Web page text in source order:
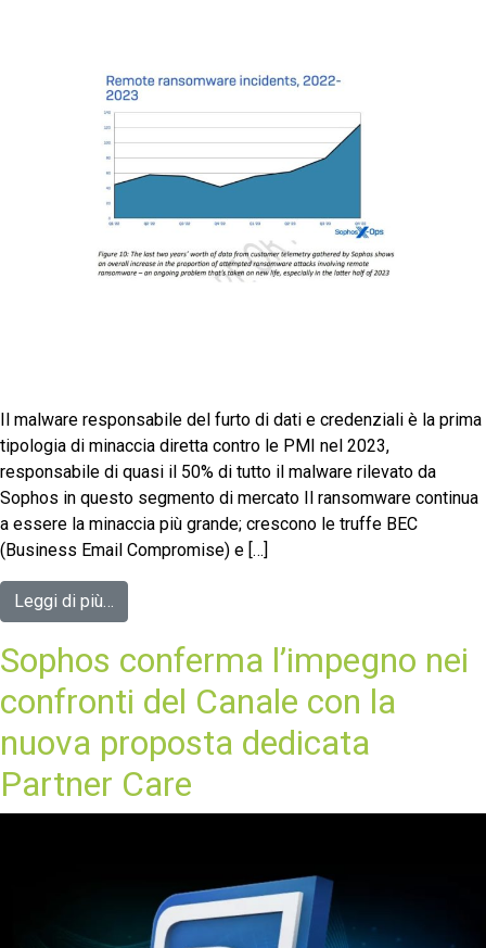
Il malware responsabile del furto di dati e credenziali è la prima
tipologia di minaccia diretta contro le PMI nel 2023,
responsabile di quasi il 50% di tutto il malware rilevato da
Sophos in questo segmento di mercato Il ransomware continua
a essere la minaccia più grande; crescono le truffe BEC
(Business Email Compromise) e […]
Leggi di più…
Sophos conferma l’impegno nei
confronti del Canale con la
nuova proposta dedicata
Partner Care